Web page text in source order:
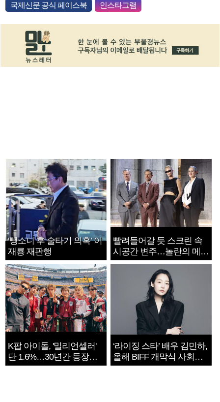
국제신문 공식 페이스북 인스타그램
‘뺑소니 후 술타기 의혹’ 이
재룡 재판행
빨려들어갈 듯 스크린 속
시공간 변주…놀란의 메시
지는 ‘전쟁 속죄’
K팝 아이돌, '밀리언셀러'
단 1.6%…30년간 등장
1182개팀 전수조사
‘라이징 스타’ 배우 김민하,
올해 BIFF 개막식 사회자
확정